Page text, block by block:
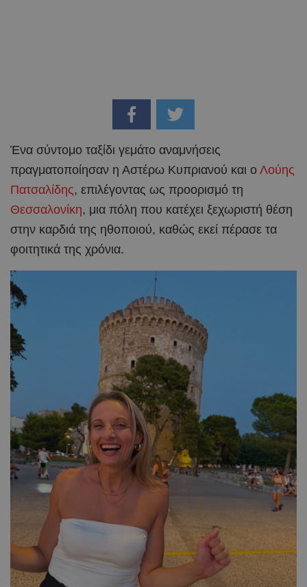
Ένα σύντομο ταξίδι γεμάτο αναμνήσεις
πραγματοποίησαν η Αστέρω Κυπριανού και ο Λούης
Πατσαλίδης, επιλέγοντας ως προορισμό τη
Θεσσαλονίκη, μια πόλη που κατέχει ξεχωριστή θέση
στην καρδιά της ηθοποιού, καθώς εκεί πέρασε τα
φοιτητικά της χρόνια.